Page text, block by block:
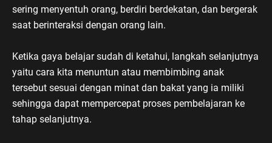
sering menyentuh orang, berdiri berdekatan, dan bergerak
saat berinteraksi dengan orang lain.
Ketika gaya belajar sudah di ketahui, langkah selanjutnya
yaitu cara kita menuntun atau membimbing anak
tersebut sesuai dengan minat dan bakat yang ia miliki
sehingga dapat mempercepat proses pembelajaran ke
tahap selanjutnya.